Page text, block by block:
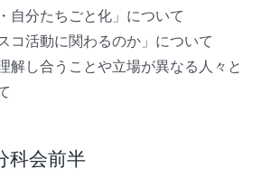
自分たちごと化」について
コ活動に関わるのか」について
解し合うことや立場が異なる人々と
科会前半